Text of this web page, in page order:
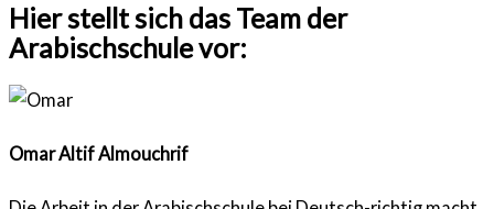
Hier stellt sich das Team der
Arabischschule vor:
Omar Altif Almouchrif